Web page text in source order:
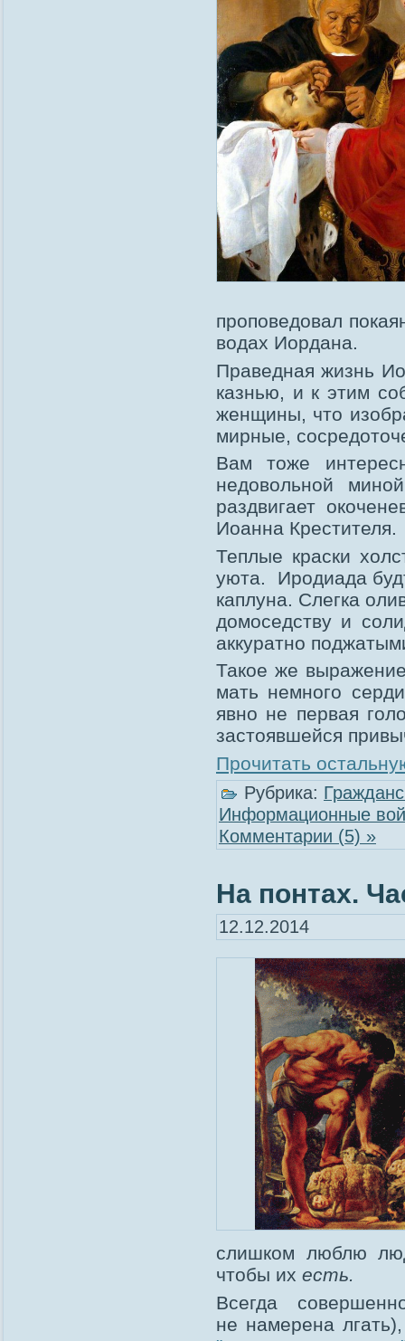
проповедовал
водах Иордана.
Праведная жизнь
казнью, и к этим
женщины, что
мирные,
Вам тоже
недовольной
раздвигает
Иоанна Крестителя.
Теплые краски
уюта. Иродиада
каплуна. Слегка
домоседству и
аккуратно
Такое же
мать немного
явно не первая
застоявшейся
Прочитать
Рубрика:
Информационные
Комментарии (5) »
На понтах.
12.12.2014
слишком люблю
чтобы их есть.
Всегда
не намерена